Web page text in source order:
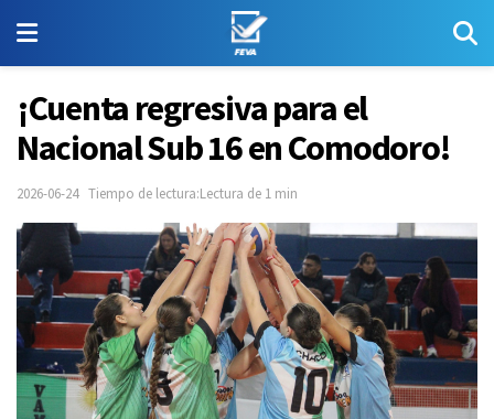
¡Cuenta regresiva para el
Nacional Sub 16 en Comodoro!
2026-06-24 Tiempo de lectura:Lectura de 1 min